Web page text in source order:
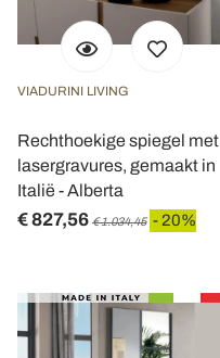
VIADURINI LIVING
Rechthoekige spiegel met
lasergravures, gemaakt in
Italië - Alberta
€ 827,56 € 1.034,45 - 20%